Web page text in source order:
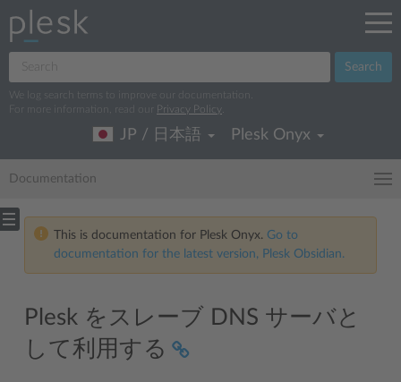
Search
We log search terms to improve our documentation.
For more information, read our
Privacy Policy
JP / 日本語 Plesk Onyx
Documentation
This is documentation for Plesk Onyx. Go to
documentation for the latest version, Plesk Obsidian.
Plesk をスレーブ DNS サーバと
して利用する